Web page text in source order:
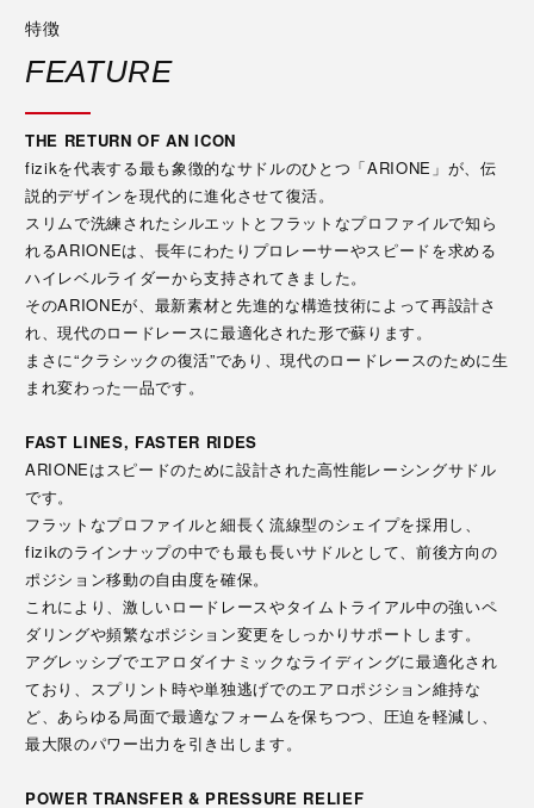
特徴
FEATURE
THE RETURN OF AN ICON
fizikを代表する最も象徴的なサドルのひとつ「ARIONE」が、伝
説的デザインを現代的に進化させて復活。
スリムで洗練されたシルエットとフラットなプロファイルで知ら
れるARIONEは、長年にわたりプロレーサーやスピードを求める
ハイレベルライダーから支持されてきました。
そのARIONEが、最新素材と先進的な構造技術によって再設計さ
れ、現代のロードレースに最適化された形で蘇ります。
まさに“クラシックの復活”であり、現代のロードレースのために生
まれ変わった一品です。
FAST LINES, FASTER RIDES
ARIONEはスピードのために設計された高性能レーシングサドル
です。
フラットなプロファイルと細長く流線型のシェイプを採用し、
fizikのラインナップの中でも最も長いサドルとして、前後方向の
ポジション移動の自由度を確保。
これにより、激しいロードレースやタイムトライアル中の強いペ
ダリングや頻繁なポジション変更をしっかりサポートします。
アグレッシブでエアロダイナミックなライディングに最適化され
ており、スプリント時や単独逃げでのエアロポジション維持な
ど、あらゆる局面で最適なフォームを保ちつつ、圧迫を軽減し、
最大限のパワー出力を引き出します。
POWER TRANSFER & PRESSURE RELIEF